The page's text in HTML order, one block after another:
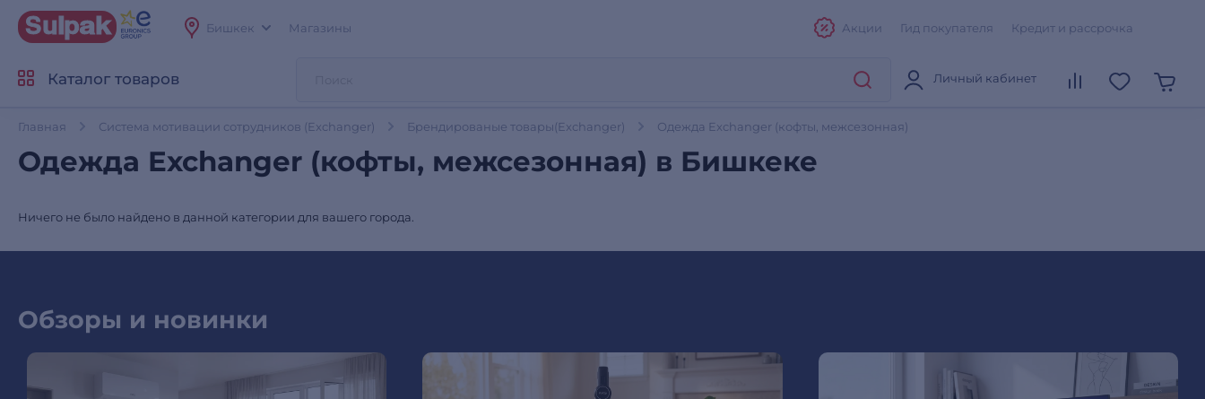
Бишкек Магазины Акции Гид покупателя Кредит и рассрочка
Каталог товаров Личный кабинет
Главная Система мотивации сотрудников (Exchanger) Брендированые товары(Exchanger) Одежда Exchanger (кофты, межсезонная)
Одежда Exchanger (кофты, межсезонная) в Бишкеке
Ничего не было найдено в данной категории для вашего города.
Обзоры и новинки